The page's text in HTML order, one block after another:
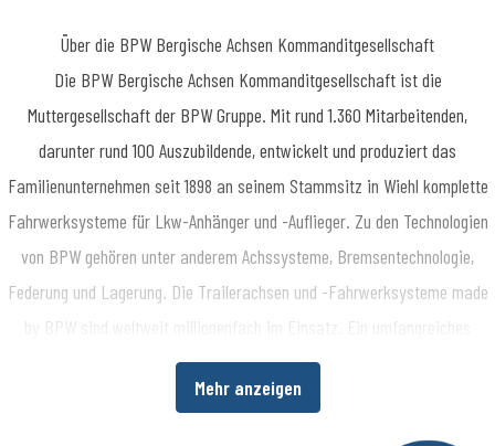
Mehr anzeigen
Über die BPW Bergische Achsen Kommanditgesellschaft
​Die BPW Bergische Achsen Kommanditgesellschaft ist die
Muttergesellschaft der BPW Gruppe. Mit rund 1.360 Mitarbeitenden,
darunter rund 100 Auszubildende, entwickelt und produziert das
Familienunternehmen seit 1898 an seinem Stammsitz in Wiehl komplette
Fahrwerksysteme für Lkw-Anhänger und -Auflieger. Zu den Technologien
von BPW gehören unter anderem Achssysteme, Bremsentechnologie,
Federung und Lagerung. Die Trailerachsen und -Fahrwerksysteme made
by BPW sind weltweit millionenfach im Einsatz. Ein umfangreiches
Dienstleistungsspektrum bietet Fahrzeugherstellern und -betreibern
darüber hinaus die Möglichkeit, die Wirtschaftlichkeit in ihren